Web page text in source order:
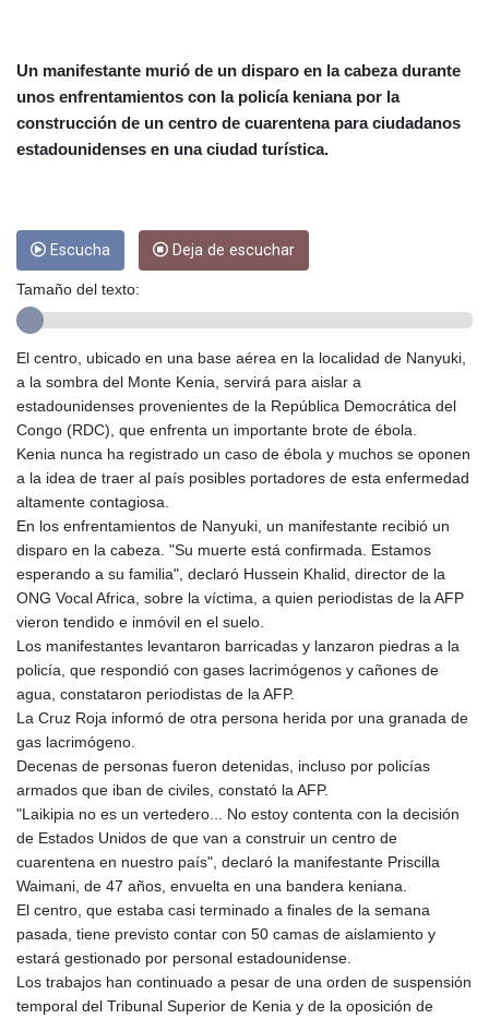
CUC 1
CZK 20.984797
EUR 0.86521
FJD 2.20855
GBP 0.741195
GEL 2.610161
GGP 0.74148
GHS 11.700039
GMD 73.496802
GNF
8756.649224
GTQ 7.607144
HKD 7.845875
HNL 26.723176
HTG 130.363707
IDR 17801
IMP 0.74148
INR 95.21055
IQD
1306.058902
1375550.000465
JEP 0.74148
JMD 158.335856
Un manifestante murió de un disparo en la cabeza durante
unos enfrentamientos con la policía keniana por la
construcción de un centro de cuarentena para ciudadanos
estadounidenses en una ciudad turística.
Escucha Deja de escuchar
Tamaño del texto:
El centro, ubicado en una base aérea en la localidad de Nanyuki,
a la sombra del Monte Kenia, servirá para aislar a
estadounidenses provenientes de la República Democrática del
Congo (RDC), que enfrenta un importante brote de ébola.
Kenia nunca ha registrado un caso de ébola y muchos se oponen
a la idea de traer al país posibles portadores de esta enfermedad
altamente contagiosa.
En los enfrentamientos de Nanyuki, un manifestante recibió un
disparo en la cabeza. "Su muerte está confirmada. Estamos
esperando a su familia", declaró Hussein Khalid, director de la
ONG Vocal Africa, sobre la víctima, a quien periodistas de la AFP
vieron tendido e inmóvil en el suelo.
Los manifestantes levantaron barricadas y lanzaron piedras a la
policía, que respondió con gases lacrimógenos y cañones de
agua, constataron periodistas de la AFP.
La Cruz Roja informó de otra persona herida por una granada de
gas lacrimógeno.
Decenas de personas fueron detenidas, incluso por policías
armados que iban de civiles, constató la AFP.
"Laikipia no es un vertedero... No estoy contenta con la decisión
de Estados Unidos de que van a construir un centro de
cuarentena en nuestro país", declaró la manifestante Priscilla
Waimani, de 47 años, envuelta en una bandera keniana.
El centro, que estaba casi terminado a finales de la semana
pasada, tiene previsto contar con 50 camas de aislamiento y
estará gestionado por personal estadounidense.
Los trabajos han continuado a pesar de una orden de suspensión
temporal del Tribunal Superior de Kenia y de la oposición de